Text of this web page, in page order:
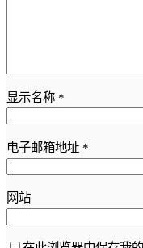
显示名称 *
电子邮箱地址 *
网站